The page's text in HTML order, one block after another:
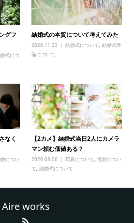
グフ
式につ
結婚式の本質について考えてみた
2020.11.23 結婚式について,結婚式準
備について
なく
につい
【2カメ】結婚式当日2人にカメラ
マン頼む価値ある？
2020.08.06 写真について,撮影につい
て,結婚式について
Aire works